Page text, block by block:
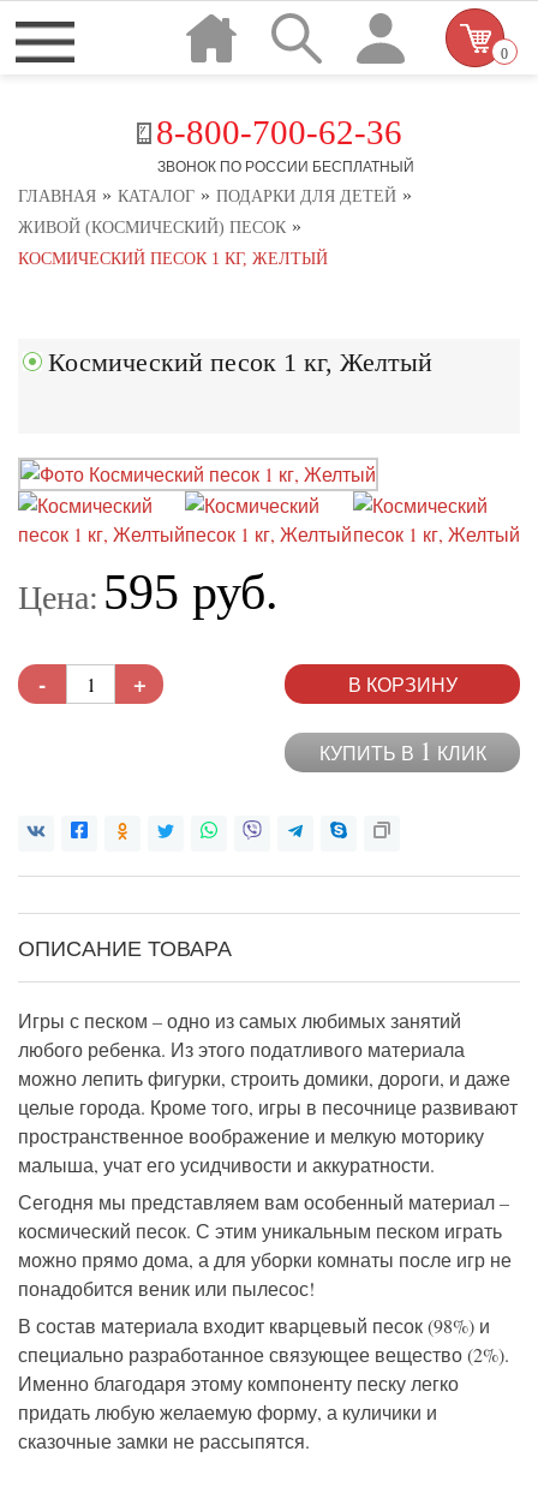
8-800-700-62-36
ЗВОНОК ПО РОССИИ БЕСПЛАТНЫЙ
0
ГЛАВНАЯ » КАТАЛОГ » ПОДАРКИ ДЛЯ ДЕТЕЙ »
ЖИВОЙ (КОСМИЧЕСКИЙ) ПЕСОК »
КОСМИЧЕСКИЙ ПЕСОК 1 КГ, ЖЕЛТЫЙ
Космический песок 1 кг, Желтый
Цена: 595 руб.
- + В КОРЗИНУ
КУПИТЬ В 1 КЛИК
ОПИСАНИЕ ТОВАРА
Игры с песком – одно из самых любимых занятий
любого ребенка. Из этого податливого материала
можно лепить фигурки, строить домики, дороги, и даже
целые города. Кроме того, игры в песочнице развивают
пространственное воображение и мелкую моторику
малыша, учат его усидчивости и аккуратности.
Сегодня мы представляем вам особенный материал –
космический песок. С этим уникальным песком играть
можно прямо дома, а для уборки комнаты после игр не
понадобится веник или пылесос!
В состав материала входит кварцевый песок (98%) и
специально разработанное связующее вещество (2%).
Именно благодаря этому компоненту песку легко
придать любую желаемую форму, а куличики и
сказочные замки не рассыпятся.